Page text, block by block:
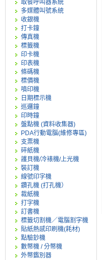
取餐呼叫器系統
多媒體叫號系統
收銀機
打卡鐘
傳真機
標籤機
印卡機
印表機
條碼機
標價機
噴印機
日期標示機
巡邏鐘
印時鐘
盤點機 (資料收集器)
PDA行動電腦(維修專區)
支票機
碎紙機
護貝機/冷裱機/上光機
裝訂機
線號印字機
鑽孔機 (打孔機）
裁紙機
打字機
訂書機
標籤切割機／電腦割字機
貼紙熱感印刷機(耗材)
點驗鈔機
數幣機 / 分幣機
外幣鑑別器